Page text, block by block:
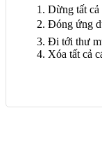
Dừng tất cả
Đóng ứng
Đi tới thư
Xóa tất cả